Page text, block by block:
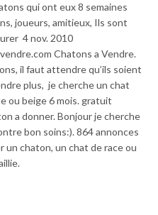
qui ont eux 8 semaines
joueurs, amitieux, Ils sont
4 nov. 2010
Chatons a Vendre.
il faut attendre qu’ils soient
plus, je cherche un chat
ou beige 6 mois. gratuit
a donner. Bonjour je cherche
bon soins:). 864 annonces
chaton, un chat de race ou